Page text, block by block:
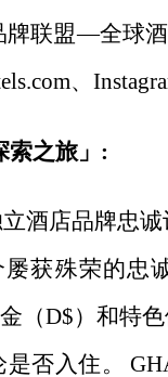
联盟—全球
、
索之旅」:
酒店品牌忠
屡获殊荣的
（D$）和特
否入住。